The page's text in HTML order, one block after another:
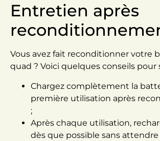
Entretien après
Vous avez fait reconditionner votre
quad ? Voici quelques conseils
Chargez complètement la
première utilisation après
;
Après chaque utilisation,
dès que possible sans attendre